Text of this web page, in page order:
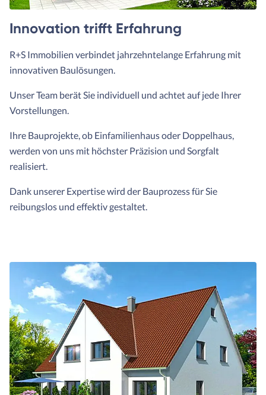
Innovation trifft Erfahrung
R+S Immobilien verbindet jahrzehntelange Erfahrung mit
innovativen Baulösungen.
Unser Team berät Sie individuell und achtet auf jede Ihrer
Vorstellungen.
Ihre Bauprojekte, ob Einfamilienhaus oder Doppelhaus,
werden von uns mit höchster Präzision und Sorgfalt
realisiert.
Dank unserer Expertise wird der Bauprozess für Sie
reibungslos und effektiv gestaltet.